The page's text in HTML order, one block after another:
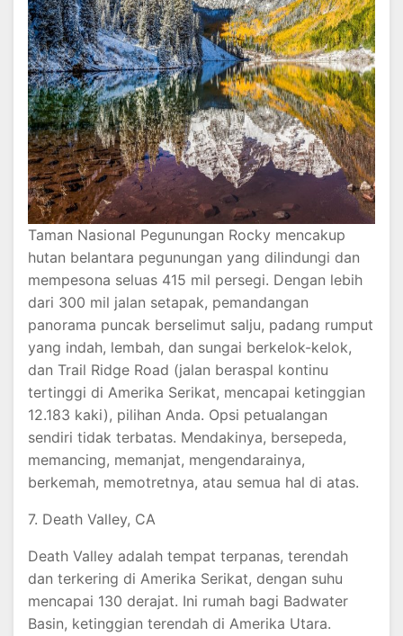
Taman Nasional Pegunungan Rocky mencakup
hutan belantara pegunungan yang dilindungi dan
mempesona seluas 415 mil persegi. Dengan lebih
dari 300 mil jalan setapak, pemandangan
panorama puncak berselimut salju, padang rumput
yang indah, lembah, dan sungai berkelok-kelok,
dan Trail Ridge Road (jalan beraspal kontinu
tertinggi di Amerika Serikat, mencapai ketinggian
12.183 kaki), pilihan Anda. Opsi petualangan
sendiri tidak terbatas. Mendakinya, bersepeda,
memancing, memanjat, mengendarainya,
berkemah, memotretnya, atau semua hal di atas.
7. Death Valley, CA
Death Valley adalah tempat terpanas, terendah
dan terkering di Amerika Serikat, dengan suhu
mencapai 130 derajat. Ini rumah bagi Badwater
Basin, ketinggian terendah di Amerika Utara.